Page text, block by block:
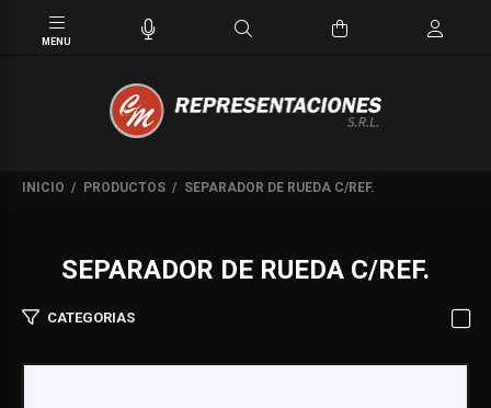
INICIO PRODUCTOS SEPARADOR DE RUEDA C/REF.
SEPARADOR DE RUEDA C/REF.
CATEGORIAS